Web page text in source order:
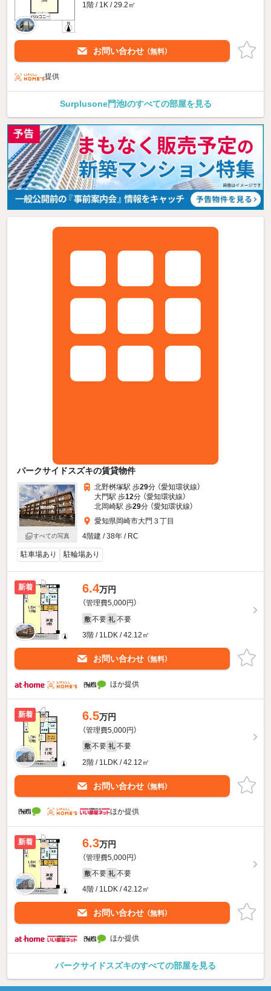
1階 / 1K / 29.2㎡
お問い合わせ （無料）
提供
Surplusone門池Iのすべての部屋を見る
パークサイドスズキの賃貸物件
すべての写真
北野桝塚駅 歩29分 （愛知環状線）
大門駅 歩12分 （愛知環状線）
北岡崎駅 歩29分 （愛知環状線）
愛知県岡崎市大門３丁目
4階建 / 38年 / RC
駐車場あり 駐輪場あり
新着 6.4万円
（管理費5,000円）
敷 不要 礼 不要
3階 / 1LDK / 42.12㎡
お問い合わせ （無料）
ほか提供
新着 6.5万円
（管理費5,000円）
敷 不要 礼 不要
2階 / 1LDK / 42.12㎡
お問い合わせ （無料）
ほか提供
新着 6.3万円
（管理費5,000円）
敷 不要 礼 不要
4階 / 1LDK / 42.12㎡
お問い合わせ （無料）
ほか提供
パークサイドスズキのすべての部屋を見る